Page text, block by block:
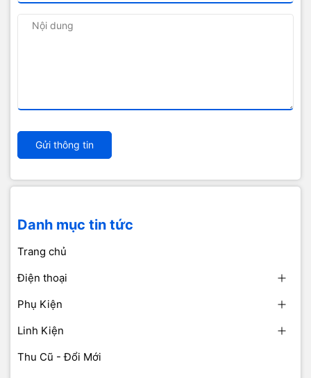
Gửi thông tin
Danh mục tin tức
Trang chủ
Điện thoại
Phụ Kiện
Linh Kiện
Thu Cũ - Đổi Mới